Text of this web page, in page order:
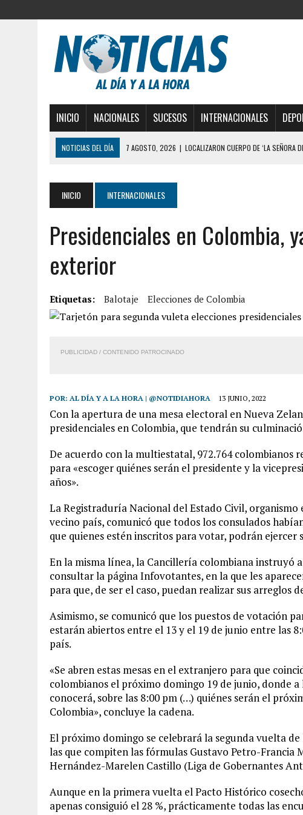
INICIO NACIONALES SUCESOS INTERNACIONALES
NOTICIAS DEL DÍA 6 AGOSTO, 2026 | MISTERIOSA MUERTE DE MODELO EN
5 AGOSTO, 2026 | PRESUNTO BROTE PSICÓTICO POR FALTA DE TRATAMIENTO
5 AGOSTO, 2026
HORROR EN BARINAS: UN HOMBRE INDUJO AL SUICIDIO A
3 AGOSTO, 2026
LA INCREÍBLE FORMA EN LA QUE SOBREVIVIÓ UN HOMBRE Y
EDIFICIO PETUNIA
7 AGOSTO, 2026
HOMBRE ASESINÓ A SU TÍA CON UN PUÑAL Y DEJÓ HERIDAS
7 AGOSTO, 2026 | LOCALIZARON CUERPO DE ‘LA SEÑORA DE LAS UÑAS
INICIO INTERNACIONALES
Presidenciales en Colombia,
exterior
Etiquetas: Balotaje Elecciones de Colombia
PUBLICIDAD / CONTENIDO PATROCINADO
POR: AL DÍA Y A LA HORA | @NOTIDIAHORA 13 JUNIO, 2022
Con la apertura de una mesa electoral en Nueva
presidenciales en Colombia, que tendrán su
De acuerdo con la multiestatal, 972.764 colombianos
para «escoger quiénes serán el presidente y la
años».
La Registraduría Nacional del Estado Civil,
vecino país, comunicó que todos los consulados
que quienes estén inscritos para votar, podrán ejercer
En la misma línea, la Cancillería colombiana instruyó
consultar la página Infovotantes, en la que les
para que, de ser el caso, puedan realizar sus arreglos
Asimismo, se comunicó que los puestos de votación
estarán abiertos entre el 13 y el 19 de junio entre las
país.
«Se abren estas mesas en el extranjero para que
colombianos el próximo domingo 19 de junio, donde a
conocerá, sobre las 8:00 pm (…) quiénes serán el
Colombia», concluye la cadena.
El próximo domingo se celebrará la segunda vuelta
las que compiten las fórmulas Gustavo Petro-Francia
Hernández-Marelen Castillo (Liga de Gobernantes
Aunque en la primera vuelta el Pacto Histórico
apenas consiguió el 28 %, prácticamente todas las